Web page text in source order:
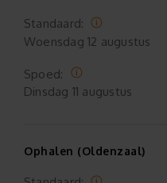
Standaard:
Woensdag 12 augustus
Spoed:
Dinsdag 11 augustus
Ophalen (Oldenzaal)